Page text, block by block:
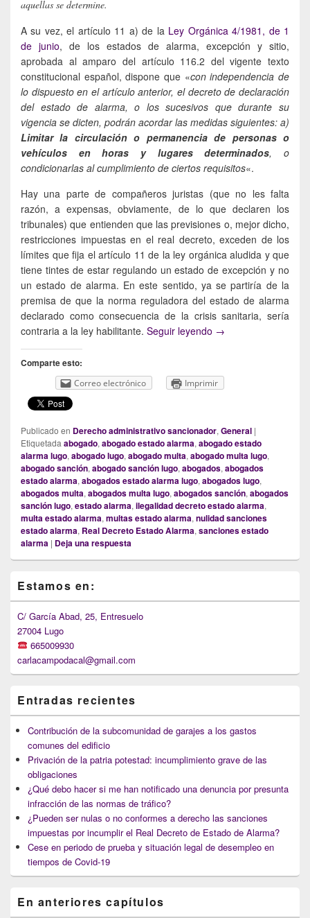
aquellas se determine.
A su vez, el artículo 11 a) de la Ley Orgánica 4/1981, de 1
de junio, de los estados de alarma, excepción y sitio,
aprobada al amparo del artículo 116.2 del vigente texto
constitucional español, dispone que «con independencia de
lo dispuesto en el artículo anterior, el decreto de declaración
del estado de alarma, o los sucesivos que durante su
vigencia se dicten, podrán acordar las medidas siguientes: a)
Limitar la circulación o permanencia de personas o
vehículos en horas y lugares determinados, o
condicionarlas al cumplimiento de ciertos requisitos«.
Hay una parte de compañeros juristas (que no les falta
razón, a expensas, obviamente, de lo que declaren los
tribunales) que entienden que las previsiones o, mejor dicho,
restricciones impuestas en el real decreto, exceden de los
límites que fija el artículo 11 de la ley orgánica aludida y que
tiene tintes de estar regulando un estado de excepción y no
un estado de alarma. En este sentido, ya se partiría de la
premisa de que la norma reguladora del estado de alarma
declarado como consecuencia de la crisis sanitaria, sería
contraria a la ley habilitante. Seguir leyendo ¿Pueden ser nulas
→
Comparte esto:
Correo electrónico Imprimir
Publicado en Derecho administrativo sancionador, General |
Etiquetada abogado, abogado estado alarma, abogado estado
alarma lugo, abogado lugo, abogado multa, abogado multa lugo,
abogado sanción, abogado sanción lugo, abogados, abogados
estado alarma, abogados estado alarma lugo, abogados lugo,
abogados multa, abogados multa lugo, abogados sanción, abogados
sanción lugo, estado alarma, ilegalidad decreto estado alarma,
multa estado alarma, multas estado alarma, nulidad sanciones
estado alarma, Real Decreto Estado Alarma, sanciones estado
alarma | Deja una respuesta
Sidebar
Widget
Area
Estamos en:
C/ García Abad, 25, Entresuelo
27004 Lugo
665009930
carlacampodacal@gmail.com
Entradas recientes
Contribución de la subcomunidad de garajes a los gastos
comunes del edificio
Privación de la patria potestad: incumplimiento grave de las
obligaciones
¿Qué debo hacer si me han notificado una denuncia por presunta
infracción de las normas de tráfico?
¿Pueden ser nulas o no conformes a derecho las sanciones
impuestas por incumplir el Real Decreto de Estado de Alarma?
Cese en periodo de prueba y situación legal de desempleo en
tiempos de Covid-19
En anteriores capítulos